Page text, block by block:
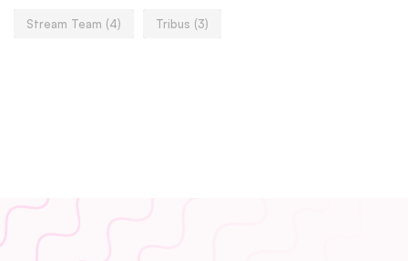
Stream Team (4) Tribus (3)